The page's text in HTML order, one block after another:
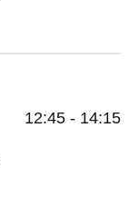
12:45 - 14:15